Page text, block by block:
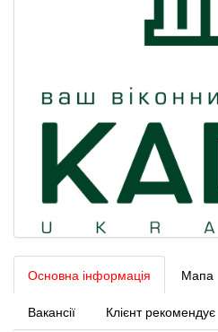
Основна інформація Мапа
Вакансії Клієнт рекомендує